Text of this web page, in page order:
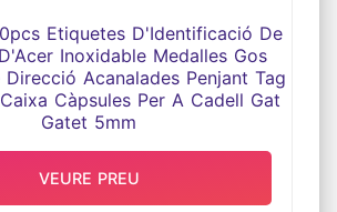
DE DIRECCIÓ
PENJANT TAG ANEU
CÀPSULES PER A
GAT GATET 5MM
VEURE PREU